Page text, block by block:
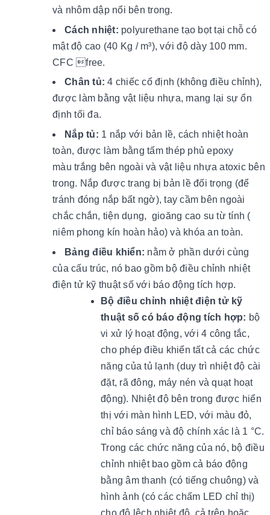
và nhôm dập nổi bên trong.
Cách nhiệt: polyurethane tạo bọt tại chỗ có
mật độ cao (40 Kg / m³), ​​với độ dày 100 mm.
CFC free.
Chân tủ:4 chiếc cố định (không điều chỉnh),
được làm bằng vật liệu nhựa, mang lại sự ổn
định tối đa.
Nắp tủ: 1 nắp với bản lề, cách nhiệt hoàn
toàn, được làm bằng tấm thép phủ epoxy
màu trắng bên ngoài và vật liệu nhựa atoxic bên
trong. Nắp được trang bị bản lề đối trọng (để
tránh đóng nắp bất ngờ), tay cầm bên ngoài
chắc chắn, tiện dụng, gioăng cao su từ tính (
niêm phong kín hoàn hảo) và khóa an toàn.
Bảng điều khiển: nằm ở phần dưới cùng
của cấu trúc, nó bao gồm bộ điều chỉnh nhiệt
điện tử kỹ thuật số với báo động tích hợp.
Bộ điều chỉnh nhiệt điện tử kỹ
thuật số có báo động tích hợp: bộ
vi xử lý hoạt động, với 4 công tắc,
cho phép điều khiển tất cả các chức
năng của tủ lạnh (duy trì nhiệt độ cài
đặt, rã đông, máy nén và quạt hoạt
động). Nhiệt độ bên trong được hiển
thị với màn hình LED, với màu đỏ,
chỉ báo sáng và độ chính xác là 1 °C.
Trong các chức năng của nó, bộ điều
chỉnh nhiệt bao gồm cả báo động
bằng âm thanh (có tiếng chuông) và
hình ảnh (có các chấm LED chỉ thị)
cho độ lệch nhiệt độ, cả trên hoặc